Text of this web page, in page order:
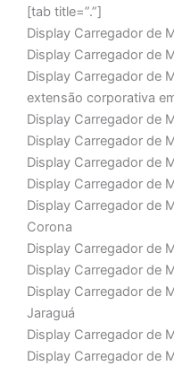
[tab title=”.”]
Display Carregador de
Display Carregador de
Display Carregador de
extensão corporativa
Display Carregador de
Display Carregador de
Display Carregador de
Display Carregador de
Display Carregador de
Corona
Display Carregador de
Display Carregador de
Display Carregador de
Jaraguá
Display Carregador de
Display Carregador de